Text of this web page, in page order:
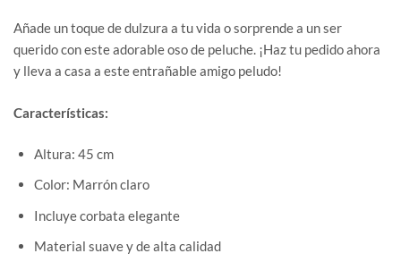
Añade un toque de dulzura a tu vida o sorprende a un ser
querido con este adorable oso de peluche. ¡Haz tu pedido ahora
y lleva a casa a este entrañable amigo peludo!
Características:
Altura: 45 cm
Color: Marrón claro
Incluye corbata elegante
Material suave y de alta calidad